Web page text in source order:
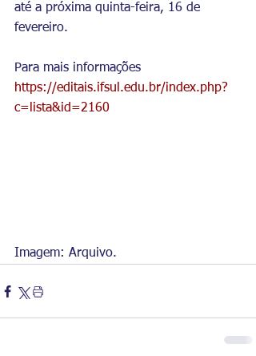
até a próxima quinta-feira, 16 de
fevereiro.
Para mais informações
https://editais.ifsul.edu.br/index.php?
c=lista&id=2160
Imagem: Arquivo.